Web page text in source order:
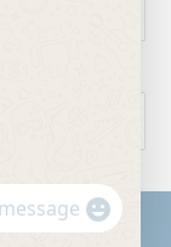
a
"+chaty_settings.lang.emoji_picker+"
WhatsApp